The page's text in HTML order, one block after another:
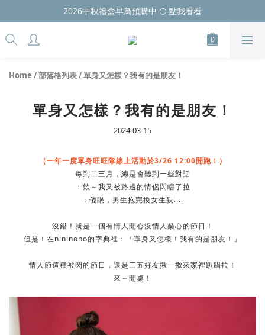
2026中秋禮盒早鳥預購中 🌕 點我看看
Home /部落格列表/單身又怎樣？我有的是朋友！
單身又怎樣？我有的是朋友！
2024-03-15
（一年一度單身旺旺隊線上活動於3/26 12:00開跑！）
每到二三月，總是會聽到一些對話
：欸～我又被路邊的情侶閃瞎了拉
：傻眼，男生抱完換女生親....
沒錯！就是一個有情人開心沒情人桑心的節日！
但是！在nininono的字典裡：「單身又怎樣！我有的是朋友！」
情人節這種被閃的節日，還是三五好友揪一揪來家裡趴踢拉！
來～開桌！